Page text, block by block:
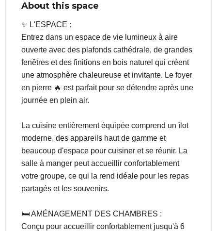
About this space
✨ L'ESPACE :
Entrez dans un espace de vie lumineux à aire
ouverte avec des plafonds cathédrale, de grandes
fenêtres et des finitions en bois naturel qui créent
une atmosphère chaleureuse et invitante. Le foyer
en pierre 🔥 est parfait pour se détendre après une
journée en plein air.
La cuisine entièrement équipée comprend un îlot
moderne, des appareils haut de gamme et
beaucoup d'espace pour cuisiner et se réunir. La
salle à manger peut accueillir confortablement
votre groupe, ce qui la rend idéale pour les repas
partagés et les souvenirs.
🛏️ AMÉNAGEMENT DES CHAMBRES :
Conçu pour accueillir confortablement jusqu'à 6